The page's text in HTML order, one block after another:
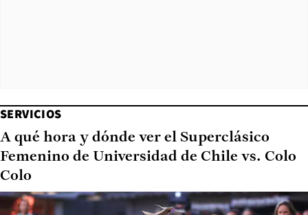
SERVICIOS
A qué hora y dónde ver el Superclásico
Femenino de Universidad de Chile vs. Colo
Colo